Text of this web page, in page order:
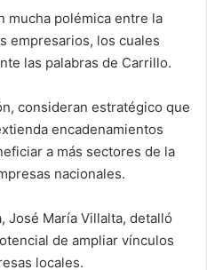
mucha polémica entre la
empresarios, los cuales
las palabras de Carrillo.
consideran estratégico que
encadenamientos
a más sectores de la
nacionales.
José María Villalta, detalló
de ampliar vínculos
locales.